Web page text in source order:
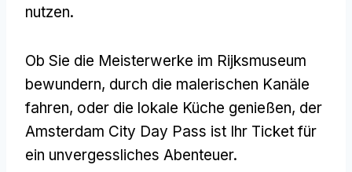
nutzen.
Ob Sie die Meisterwerke im Rijksmuseum
bewundern, durch die malerischen Kanäle
fahren, oder die lokale Küche genießen, der
Amsterdam City Day Pass ist Ihr Ticket für
ein unvergessliches Abenteuer.